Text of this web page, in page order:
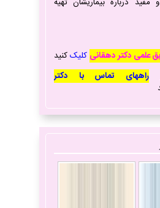
علمی دکتر دهقانی کلیککنید
راههای تماس با دکتر